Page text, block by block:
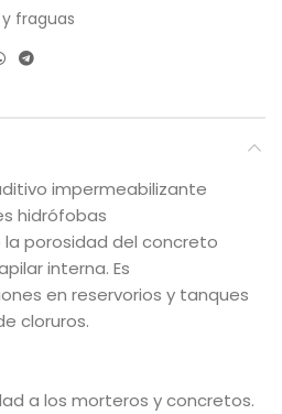
fraguas
aditivo impermeabilizante
hidrófobas
porosidad del concreto
interna. Es
en reservorios y tanques
cloruros.
a los morteros y concretos.